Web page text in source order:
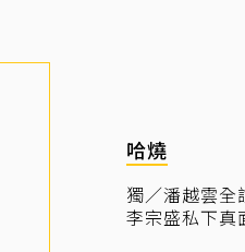
哈燒
獨／潘越雲全
李宗盛私下真